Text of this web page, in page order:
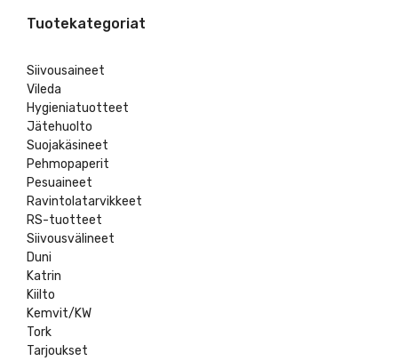
Tuotekategoriat
Siivousaineet
Vileda
Hygieniatuotteet
Jätehuolto
Suojakäsineet
Pehmopaperit
Pesuaineet
Ravintolatarvikkeet
RS-tuotteet
Siivousvälineet
Duni
Katrin
Kiilto
Kemvit/KW
Tork
Tarjoukset